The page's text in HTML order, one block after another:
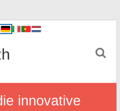
innovative